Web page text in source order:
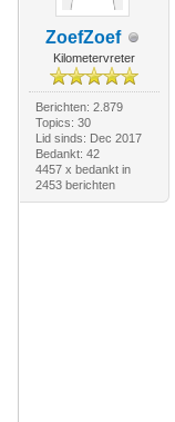
ZoefZoef
Kilometervreter
Berichten: 2.879
Topics: 30
Lid sinds: Dec 2017
Bedankt: 42
4457 x bedankt in
2453 berichten